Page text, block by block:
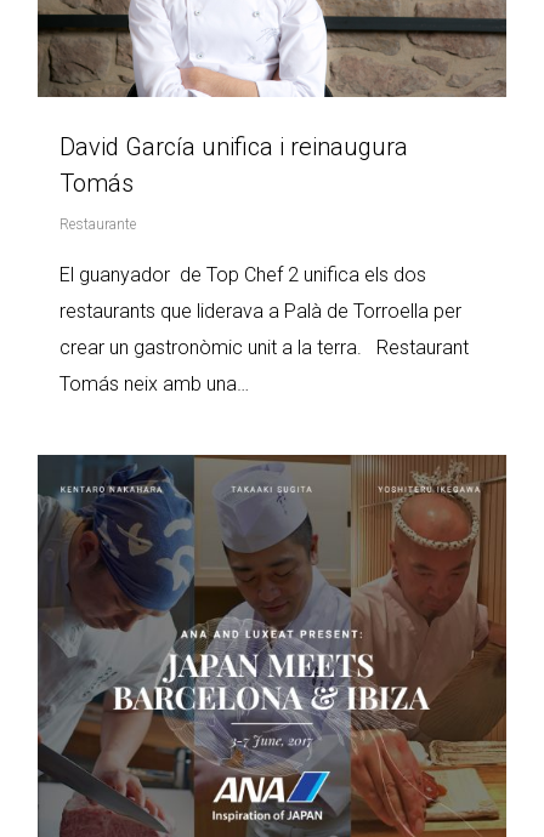
David García unifica i reinaugura
Tomás
Restaurante
El guanyador de Top Chef 2 unifica els dos
restaurants que liderava a Palà de Torroella per
crear un gastronòmic unit a la terra. Restaurant
Tomás neix amb una…